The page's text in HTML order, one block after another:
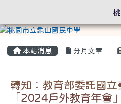
本站消息 分月文章
轉知：教育部委託國立
「2024戶外教育年會